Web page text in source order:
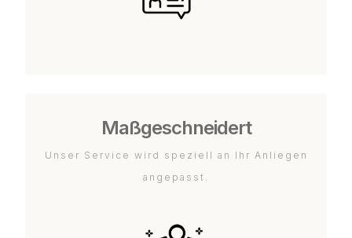
Maßgeschneidert
Unser Service wird speziell an Ihr Anliegen
angepasst.